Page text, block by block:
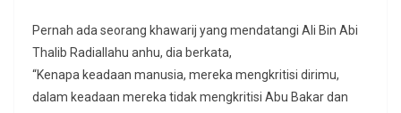
Pernah ada seorang khawarij yang mendatangi Ali Bin Abi
Thalib Radiallahu anhu, dia berkata,
“Kenapa keadaan manusia, mereka mengkritisi dirimu,
dalam keadaan mereka tidak mengkritisi Abu Bakar dan